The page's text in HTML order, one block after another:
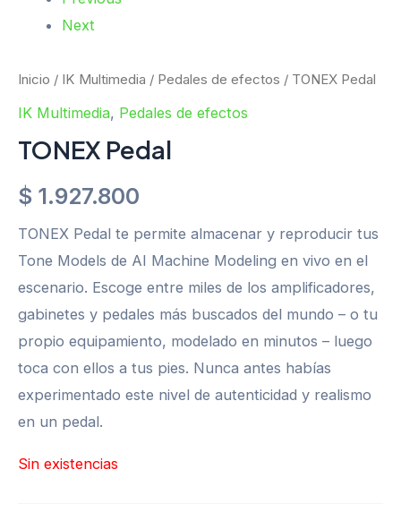
Next
Inicio / IK Multimedia / Pedales de efectos / TONEX Pedal
IK Multimedia, Pedales de efectos
TONEX Pedal
$ 1.927.800
TONEX Pedal te permite almacenar y reproducir tus
Tone Models de AI Machine Modeling en vivo en el
escenario. Escoge entre miles de los amplificadores,
gabinetes y pedales más buscados del mundo – o tu
propio equipamiento, modelado en minutos – luego
toca con ellos a tus pies. Nunca antes habías
experimentado este nivel de autenticidad y realismo
en un pedal.
Sin existencias